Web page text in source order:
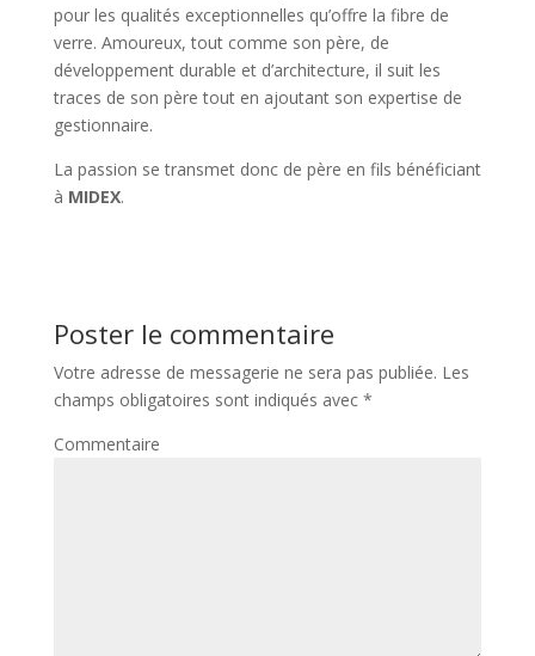
pour les qualités exceptionnelles qu’offre la fibre de
verre. Amoureux, tout comme son père, de
développement durable et d’architecture, il suit les
traces de son père tout en ajoutant son expertise de
gestionnaire.
La passion se transmet donc de père en fils bénéficiant
à MIDEX.
Poster le commentaire
Votre adresse de messagerie ne sera pas publiée. Les
champs obligatoires sont indiqués avec *
Commentaire